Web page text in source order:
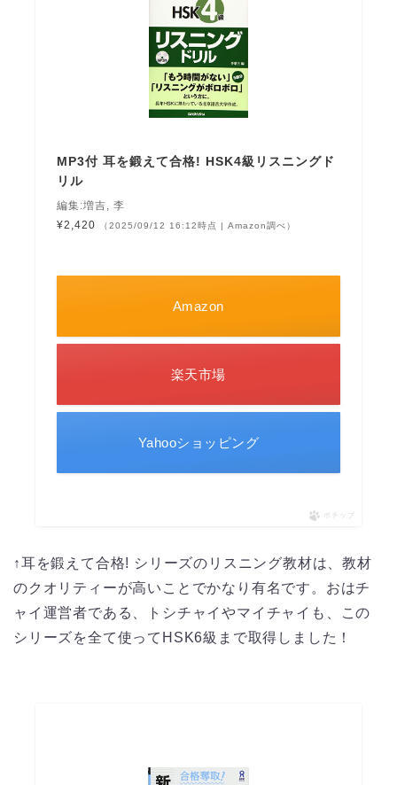
MP3付 耳を鍛えて合格! HSK4級リスニングド
リル
編集:増吉, 李
¥2,420
（2025/09/12 16:12時点 | Amazon調べ）
Amazon
楽天市場
Yahooショッピング
ポチップ
↑耳を鍛えて合格! シリーズのリスニング教材は、教材
のクオリティーが高いことでかなり有名です。おはチ
ャイ運営者である、トシチャイやマイチャイも、この
シリーズを全て使ってHSK6級まで取得しました！